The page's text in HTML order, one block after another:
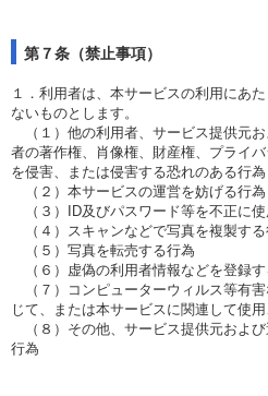
第７条（禁止事項）
１．利用者は、本サービスの利用にあ
ないものとします。
（１）他の利用者、サービス提供元
者の著作権、肖像権、財産権、プライ
を侵害、または侵害する恐れのある行為
（２）本サービスの運営を妨げる行為
（３）ID及びパスワード等を不正に使
（４）スキャンなどで写真を複製する
（５）写真を転売する行為
（６）虚偽の利用者情報などを登録す
（７）コンピューターウィルス等有
じて、または本サービスに関連して使
（８）その他、サービス提供元およ
行為